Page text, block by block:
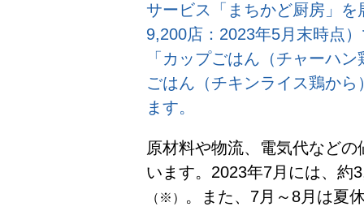
サービス「まちかど厨房」
9,200店：2023年5月末時点
「カップごはん（チャーハ
ごはん（チキンライス鶏か
ます。
原材料や物流、電気代など
います。2023年7月には、約
（※）
。また、7月～8月は夏